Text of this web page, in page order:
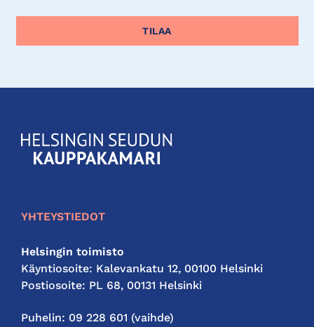
KauppakamariHelsingin
seudun
YHTEYSTIEDOT
Helsingin toimisto
Käyntiosoite: Kalevankatu 12, 00100 Helsinki
Postiosoite: PL 68, 00131 Helsinki
Puhelin: 09 228 601 (vaihde)